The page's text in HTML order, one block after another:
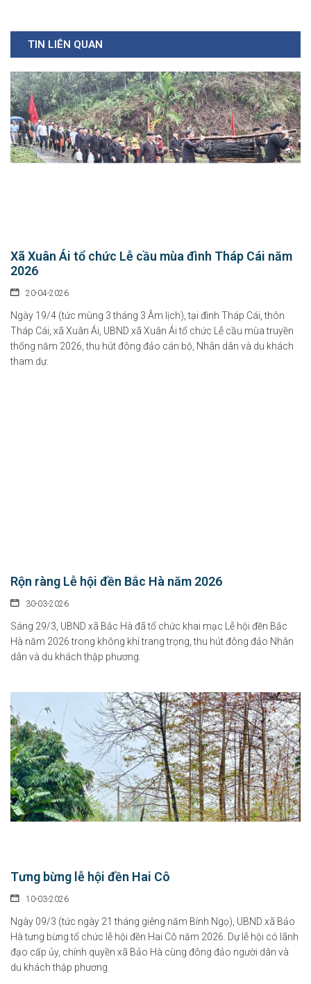
TIN LIÊN QUAN
Xã Xuân Ái tổ chức Lễ cầu mùa đình Tháp Cái năm
2026
20-04-2026
Ngày 19/4 (tức mùng 3 tháng 3 Âm lịch), tại đình Tháp Cái, thôn
Tháp Cái, xã Xuân Ái, UBND xã Xuân Ái tổ chức Lễ cầu mùa truyền
thống năm 2026, thu hút đông đảo cán bộ, Nhân dân và du khách
tham dự.
Rộn ràng Lễ hội đền Bắc Hà năm 2026
30-03-2026
Sáng 29/3, UBND xã Bắc Hà đã tổ chức khai mạc Lễ hội đền Bắc
Hà năm 2026 trong không khí trang trọng, thu hút đông đảo Nhân
dân và du khách thập phương.
Tưng bừng lễ hội đền Hai Cô
10-03-2026
Ngày 09/3 (tức ngày 21 tháng giêng năm Bính Ngọ), UBND xã Bảo
Hà tưng bừng tổ chức lễ hội đền Hai Cô năm 2026. Dự lễ hội có lãnh
đạo cấp ủy, chính quyền xã Bảo Hà cùng đông đảo người dân và
du khách thập phương.